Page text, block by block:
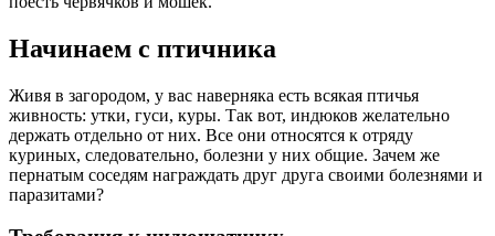
Начинаем с птичника
Живя в загородом, у вас наверняка есть всякая птичья
живность: утки, гуси, куры. Так вот, индюков желательно
держать отдельно от них. Все они относятся к отряду
куриных, следовательно, болезни у них общие. Зачем же
пернатым соседям награждать друг друга своими болезнями и
паразитами?